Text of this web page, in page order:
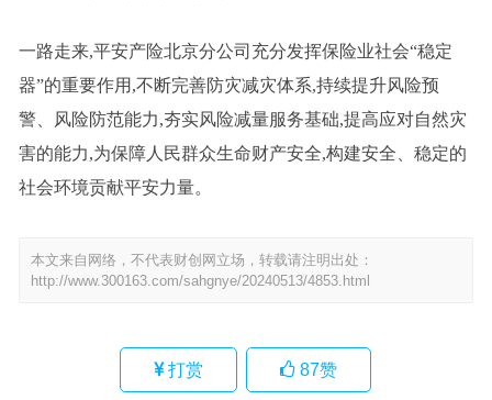
一路走来,平安产险北京分公司充分发挥保险业社会“稳定
器”的重要作用,不断完善防灾减灾体系,持续提升风险预
警、风险防范能力,夯实风险减量服务基础,提高应对自然灾
害的能力,为保障人民群众生命财产安全,构建安全、稳定的
社会环境贡献平安力量。
本文来自网络，不代表财创网立场，转载请注明出处：
http://www.300163.com/sahgnye/20240513/4853.html
打赏 87赞